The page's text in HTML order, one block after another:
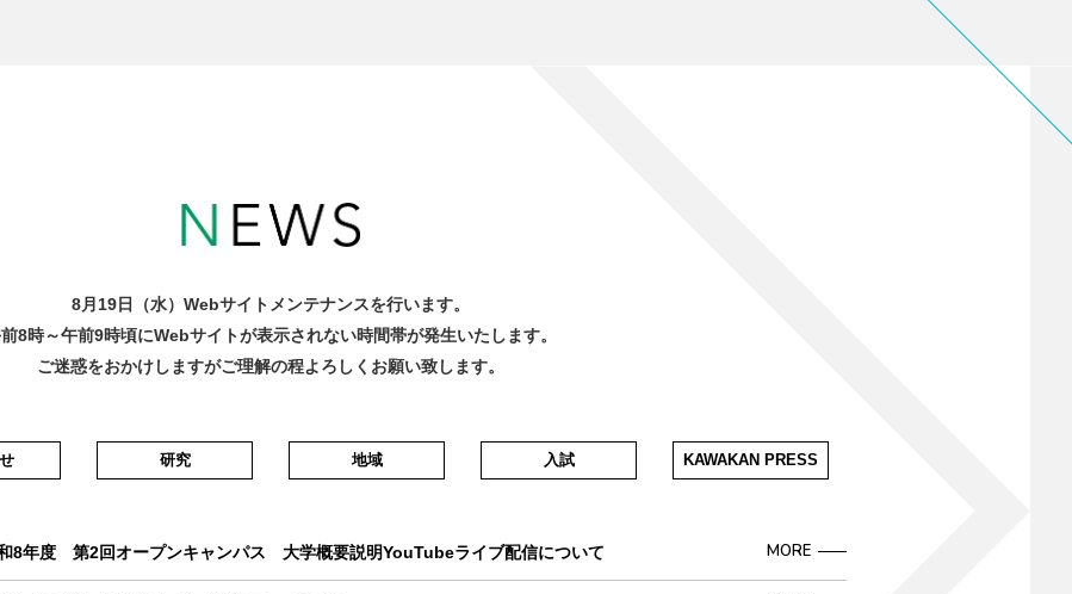
8月19日（水）Webサイトメンテナンスを行います。
8時～午前9時頃にWebサイトが表示されない時間帯が発生いたします。
ご迷惑をおかけしますがご理解の程よろしくお願い致します。
研究 地域 入試 KAWAKAN PRESS
和8年度 第2回オープンキャンパス 大学概要説明YouTubeライブ配信について MORE